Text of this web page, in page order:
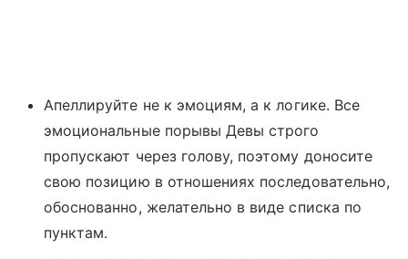
Апеллируйте не к эмоциям, а к логике. Все
эмоциональные порывы Девы строго
пропускают через голову, поэтому доносите
свою позицию в отношениях последовательно,
обоснованно, желательно в виде списка по
пунктам.